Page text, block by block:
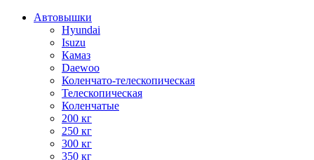
Автовышки
Hyundai
Isuzu
Камаз
Daewoo
Коленчато-телескопическая
Телескопическая
Коленчатые
200 кг
250 кг
300 кг
350 кг